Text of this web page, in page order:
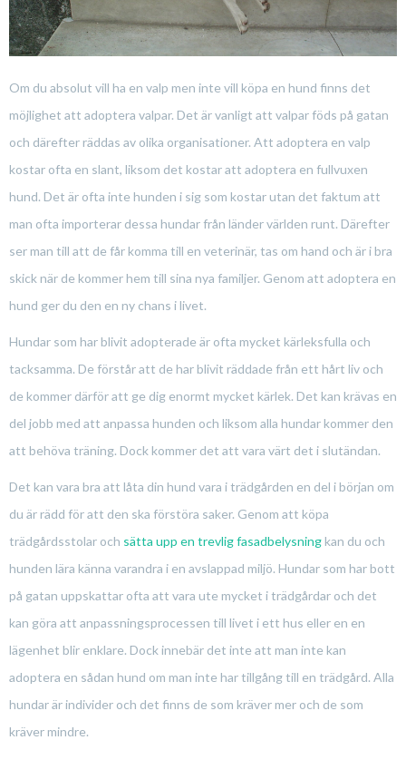
Om du absolut vill ha en valp men inte vill köpa en hund finns det
möjlighet att adoptera valpar. Det är vanligt att valpar föds på gatan
och därefter räddas av olika organisationer. Att adoptera en valp
kostar ofta en slant, liksom det kostar att adoptera en fullvuxen
hund. Det är ofta inte hunden i sig som kostar utan det faktum att
man ofta importerar dessa hundar från länder världen runt. Därefter
ser man till att de får komma till en veterinär, tas om hand och är i bra
skick när de kommer hem till sina nya familjer. Genom att adoptera en
hund ger du den en ny chans i livet.
Hundar som har blivit adopterade är ofta mycket kärleksfulla och
tacksamma. De förstår att de har blivit räddade från ett hårt liv och
de kommer därför att ge dig enormt mycket kärlek. Det kan krävas en
del jobb med att anpassa hunden och liksom alla hundar kommer den
att behöva träning. Dock kommer det att vara värt det i slutändan.
Det kan vara bra att låta din hund vara i trädgården en del i början om
du är rädd för att den ska förstöra saker. Genom att köpa
trädgårdsstolar och sätta upp en trevlig fasadbelysning kan du och
hunden lära känna varandra i en avslappad miljö. Hundar som har bott
på gatan uppskattar ofta att vara ute mycket i trädgårdar och det
kan göra att anpassningsprocessen till livet i ett hus eller en en
lägenhet blir enklare. Dock innebär det inte att man inte kan
adoptera en sådan hund om man inte har tillgång till en trädgård. Alla
hundar är individer och det finns de som kräver mer och de som
kräver mindre.